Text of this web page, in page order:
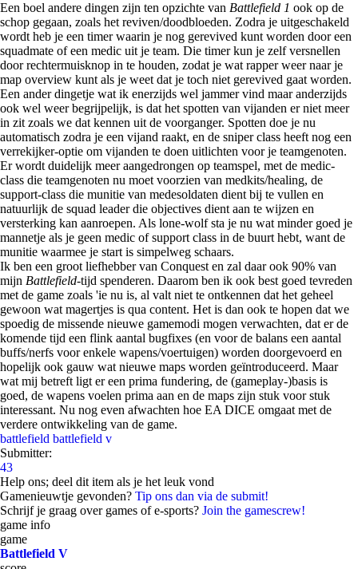
Een boel andere dingen zijn ten opzichte van Battlefield 1 ook op de
schop gegaan, zoals het reviven/doodbloeden. Zodra je uitgeschakeld
wordt heb je een timer waarin je nog gerevived kunt worden door een
squadmate of een medic uit je team. Die timer kun je zelf versnellen
door rechtermuisknop in te houden, zodat je wat rapper weer naar je
map overview kunt als je weet dat je toch niet gerevived gaat worden.
Een ander dingetje wat ik enerzijds wel jammer vind maar anderzijds
ook wel weer begrijpelijk, is dat het spotten van vijanden er niet meer
in zit zoals we dat kennen uit de voorganger. Spotten doe je nu
automatisch zodra je een vijand raakt, en de sniper class heeft nog een
verrekijker-optie om vijanden te doen uitlichten voor je teamgenoten.
Er wordt duidelijk meer aangedrongen op teamspel, met de medic-
class die teamgenoten nu moet voorzien van medkits/healing, de
support-class die munitie van medesoldaten dient bij te vullen en
natuurlijk de squad leader die objectives dient aan te wijzen en
versterking kan aanroepen. Als lone-wolf sta je nu wat minder goed je
mannetje als je geen medic of support class in de buurt hebt, want de
munitie waarmee je start is simpelweg schaars.
Ik ben een groot liefhebber van Conquest en zal daar ook 90% van
mijn Battlefield-tijd spenderen. Daarom ben ik ook best goed tevreden
met de game zoals 'ie nu is, al valt niet te ontkennen dat het geheel
gewoon wat magertjes is qua content. Het is dan ook te hopen dat we
spoedig de missende nieuwe gamemodi mogen verwachten, dat er de
komende tijd een flink aantal bugfixes (en voor de balans een aantal
buffs/nerfs voor enkele wapens/voertuigen) worden doorgevoerd en
hopelijk ook gauw wat nieuwe maps worden geïntroduceerd. Maar
wat mij betreft ligt er een prima fundering, de (gameplay-)basis is
goed, de wapens voelen prima aan en de maps zijn stuk voor stuk
interessant. Nu nog even afwachten hoe EA DICE omgaat met de
verdere ontwikkeling van de game.
battlefield battlefield v
Submitter:
43
Help ons; deel dit item als je het leuk vond
Gamenieuwtje gevonden? Tip ons dan via de submit!
Schrijf je graag over games of e-sports? Join the gamescrew!
game info
game
Battlefield V